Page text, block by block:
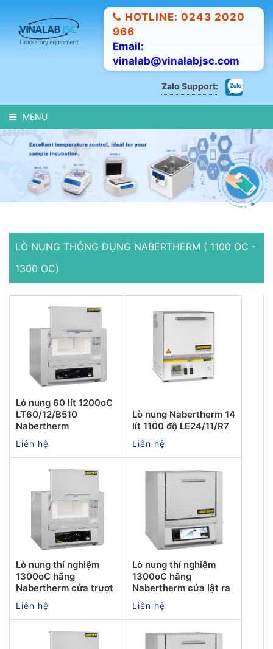
HOTLINE: 0243 2020
966
Email:
vinalab@vinalabjsc.com
Zalo Support:
MENU
LÒ NUNG THÔNG DỤNG NABERTHERM ( 1100 OC -
1300 OC)
Lò nung 60 lít 1200oC
LT60/12/B510
Nabertherm
Liên hệ
Lò nung Nabertherm 14
lít 1100 độ LE24/11/R7
Liên hệ
Lò nung thí nghiệm
1300oC hãng
Nabertherm cửa trượt
Liên hệ
Lò nung thí nghiệm
1300oC hãng
Nabertherm cửa lật ra
Liên hệ